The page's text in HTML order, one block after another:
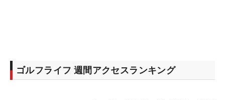
ゴルフライフ 週間アクセスランキング